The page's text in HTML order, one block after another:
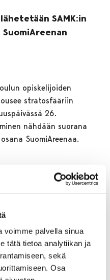
voimme palvella sinua
tätä tietoa analytiikan ja
sekä
Osa
SAMK:in
opiskelijoiden
stratosfääriin
26.
nähdään suorana
SuomiAreenaa.